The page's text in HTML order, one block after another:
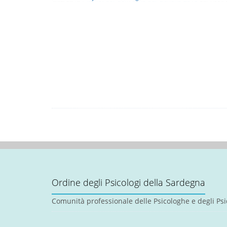
Ordine degli Psicologi della Sardegna
Comunità professionale delle Psicologhe e degli